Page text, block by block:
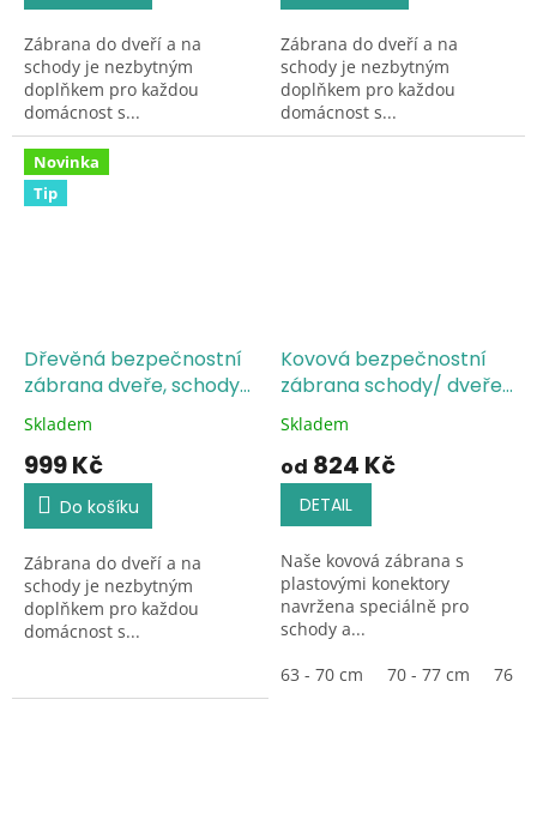
5
hvězdiček.
Zábrana do dveří a na
schody je nezbytným
doplňkem pro každou
domácnost s...
5
hvězdiček.
Zábrana do dveří a na
schody je nezbytným
doplňkem pro každou
domácnost s...
Novinka
Tip
Dřevěná bezpečnostní
zábrana dveře, schody
72-122 cm výška 82 cm
Průměrné
hodnocení
produktu
5,0
5
hvězdiček.
Skladem
999 Kč
Do košíku
Zábrana do dveří a na
schody je nezbytným
doplňkem pro každou
domácnost s...
Kovová bezpečnostní
zábrana schody/ dveře
- černá
Průměrné
produktu
4,7
5
hvězdiček.
Skladem
od 824 Kč
DETAIL
Naše kovová zábrana s
plastovými konektory
navržena speciálně pro
schody a...
63 - 70 cm
70 - 77 cm 76 -